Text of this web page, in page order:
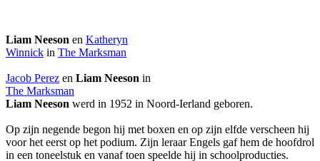
Liam Neeson en Katheryn
Winnick in The Marksman
Jacob Perez en Liam Neeson in
The Marksman
Liam Neeson werd in 1952 in Noord-Ierland geboren.
Op zijn negende begon hij met boxen en op zijn elfde verscheen hij
voor het eerst op het podium. Zijn leraar Engels gaf hem de hoofdrol
in een toneelstuk en vanaf toen speelde hij in schoolproducties.